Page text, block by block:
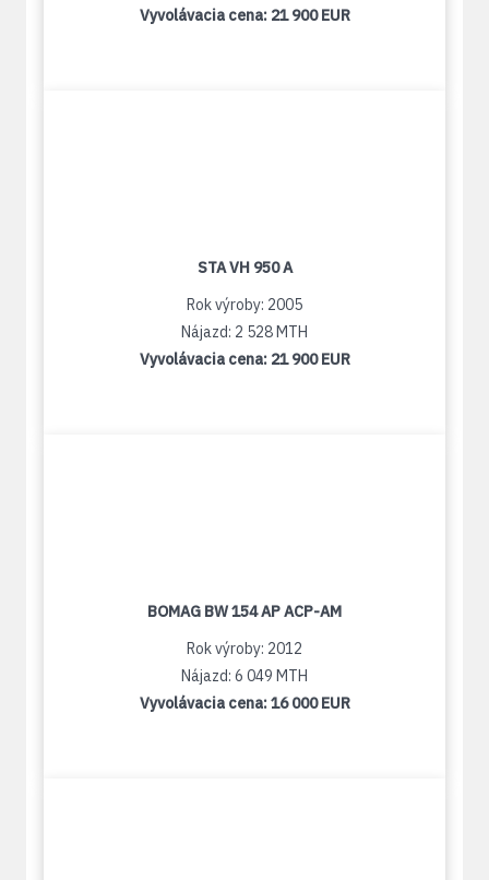
Vyvolávacia cena: 21 900 EUR
STA VH 950 A
Rok výroby: 2005
Nájazd: 2 528 MTH
Vyvolávacia cena: 21 900 EUR
BOMAG BW 154 AP ACP-AM
Rok výroby: 2012
Nájazd: 6 049 MTH
Vyvolávacia cena:16 000 EUR